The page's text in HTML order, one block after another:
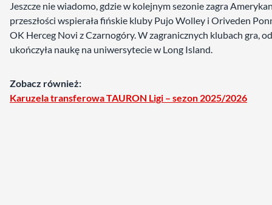
Jeszcze nie wiadomo, gdzie w kolejnym sezonie zagra
przeszłości wspierała fińskie kluby Pujo Wolley i Oriveden
OK Herceg Novi z Czarnogóry. W zagranicznych klubach gra,
ukończyła naukę na uniwersytecie w Long Island.
Zobacz również:
Karuzela transferowa TAURON Ligi – sezon 2025/2026